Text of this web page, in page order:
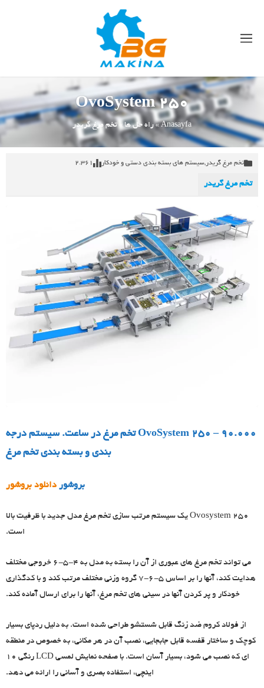
OvoSystem 250
Anasayfa
»راه حل ها»تخم مرغ گریدر
تخم مرغ گریدر ,سیستم های بسته بندی دستی و خودکار 2.361
تخم مرغ گریدر
OvoSystem 250 – 90.000 تخم مرغ در ساعت. سیستم درجه
بندی و بسته بندی تخم مرغ
بروشور دانلود بروشور
Ovosystem 250 یک سیستم مرتب سازی تخم مرغ مدل جدید با ظرفیت بالا
است.
می تواند تخم مرغ های عبوری از آن را بسته به مدل به 4-5-6 خروجی مختلف
هدایت کند، آنها را بر اساس 5-6-7 گروه وزنی مختلف مرتب کند و با کدگذاری
خودکار و پر کردن آنها در سینی های تخم مرغ، آنها را برای ارسال آماده کند.
از فولاد کروم ضد زنگ قابل شستشو طراحی شده است. به دلیل ردپای بسیار
کوچک و ساختار قفسه قابل جابجایی، نصب آن در هر مکانی، به خصوص در منطقه
ای که نصب می شود، بسیار آسان است. با صفحه نمایش لمسی LCD رنگی 10
اینچی، استفاده بصری و آسانی را ارائه می دهد.